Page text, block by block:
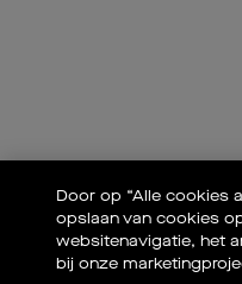
Door op “Alle cookies
opslaan van cookies
websitenavigatie, het
bij onze